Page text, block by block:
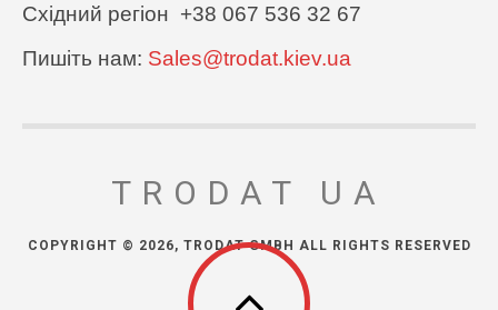
Східний регіон +38 067 536 32 67
Пишіть нам: Sales@trodat.kiev.ua
TRODAT UA
COPYRIGHT © 2026, TRODAT GMBH ALL RIGHTS RESERVED